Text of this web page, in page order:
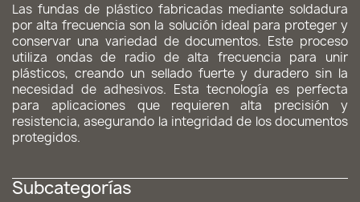
Las fundas de plástico fabricadas mediante soldadura
por alta frecuencia son la solución ideal para proteger y
conservar una variedad de documentos. Este proceso
utiliza ondas de radio de alta frecuencia para unir
plásticos, creando un sellado fuerte y duradero sin la
necesidad de adhesivos. Esta tecnología es perfecta
para aplicaciones que requieren alta precisión y
resistencia, asegurando la integridad de los documentos
protegidos.
Subcategorías